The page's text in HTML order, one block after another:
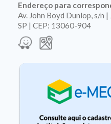
Endereço para
Av. John Boyd Dunlop, s/n
SP | CEP: 13060-904